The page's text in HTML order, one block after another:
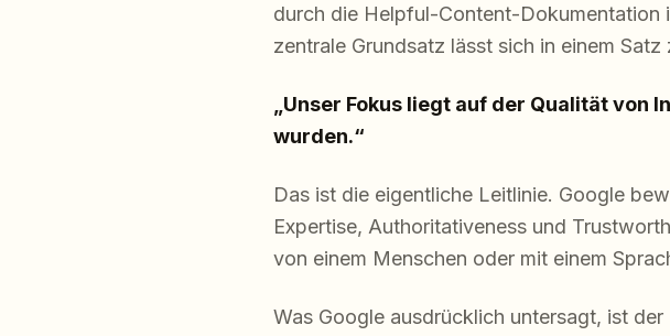
durch die Helpful-Content-Dokumentation
zentrale Grundsatz lässt sich in einem Satz
„Unser Fokus liegt auf der Qualität
wurden.“
Das ist die eigentliche Leitlinie. Google
Expertise, Authoritativeness und
von einem Menschen oder mit einem
Was Google ausdrücklich untersagt, ist